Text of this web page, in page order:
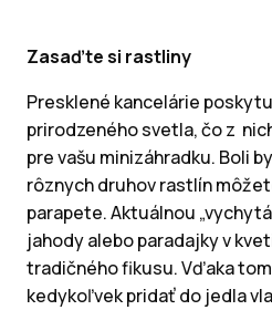
Zasaďte si rastliny
Presklené kancelárie
prirodzeného svetla, čo z
pre vašu minizáhradku. Boli
rôznych druhov rastlín
parapete. Aktuálnou
jahody alebo paradajky v
tradičného fikusu. Vďaka
kedykoľvek pridať do jedla